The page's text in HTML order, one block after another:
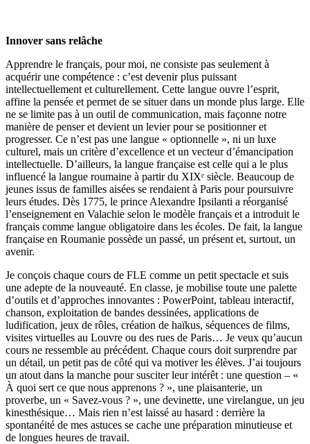
Innover sans relâche
Apprendre le français, pour moi, ne consiste pas seulement à
acquérir une compétence : c’est devenir plus puissant
intellectuellement et culturellement. Cette langue ouvre l’esprit,
affine la pensée et permet de se situer dans un monde plus large. Elle
ne se limite pas à un outil de communication, mais façonne notre
manière de penser et devient un levier pour se positionner et
progresser. Ce n’est pas une langue « optionnelle », ni un luxe
culturel, mais un critère d’excellence et un vecteur d’émancipation
intellectuelle. D’ailleurs, la langue française est celle qui a le plus
influencé la langue roumaine à partir du XIXᵉ siècle. Beaucoup de
jeunes issus de familles aisées se rendaient à Paris pour poursuivre
leurs études. Dès 1775, le prince Alexandre Ipsilanti a réorganisé
l’enseignement en Valachie selon le modèle français et a introduit le
français comme langue obligatoire dans les écoles. De fait, la langue
française en Roumanie possède un passé, un présent et, surtout, un
avenir.
Je conçois chaque cours de FLE comme un petit spectacle et suis
une adepte de la nouveauté. En classe, je mobilise toute une palette
d’outils et d’approches innovantes : PowerPoint, tableau interactif,
chanson, exploitation de bandes dessinées, applications de
ludification, jeux de rôles, création de haïkus, séquences de films,
visites virtuelles au Louvre ou des rues de Paris… Je veux qu’aucun
cours ne ressemble au précédent. Chaque cours doit surprendre par
un détail, un petit pas de côté qui va motiver les élèves. J’ai toujours
un atout dans la manche pour susciter leur intérêt : une question – «
À quoi sert ce que nous apprenons ? », une plaisanterie, un
proverbe, un « Savez-vous ? », une devinette, une virelangue, un jeu
kinesthésique… Mais rien n’est laissé au hasard : derrière la
spontanéité de mes astuces se cache une préparation minutieuse et
de longues heures de travail.